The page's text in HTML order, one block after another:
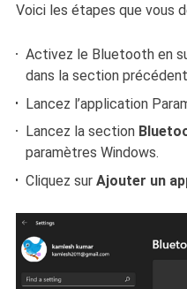
Voici les étapes que vous
Activez le Bluetooth en
dans la section
Lancez l’application
Lancez la section
paramètres Windows.
Cliquez surAjouter un